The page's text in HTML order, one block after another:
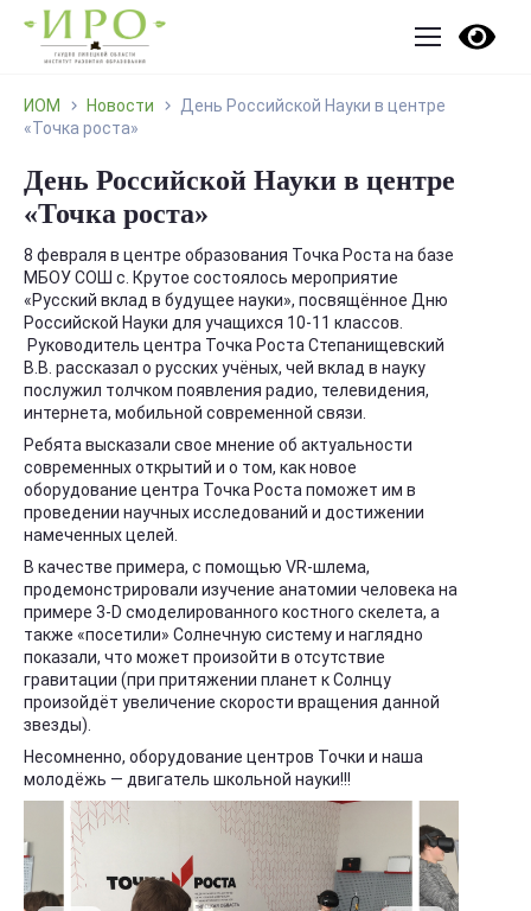
ИОМ Новости
День Российской Науки в центре
«Точка роста»
День Российской Науки в центре
«Точка роста»
8 февраля в центре образования Точка Роста на базе
МБОУ СОШ с. Крутое состоялось мероприятие
«Русский вклад в будущее науки», посвящённое Дню
Российской Науки для учащихся 10-11 классов.
Руководитель центра Точка Роста Степанищевский
В.В. рассказал о русских учёных, чей вклад в науку
послужил толчком появления радио, телевидения,
интернета, мобильной современной связи.
Ребята высказали свое мнение об актуальности
современных открытий и о том, как новое
оборудование центра Точка Роста поможет им в
проведении научных исследований и достижении
намеченных целей.
В качестве примера, с помощью VR-шлема,
продемонстрировали изучение анатомии человека на
примере 3-D смоделированного костного скелета, а
также «посетили» Солнечную систему и наглядно
показали, что может произойти в отсутствие
гравитации (при притяжении планет к Солнцу
произойдёт увеличение скорости вращения данной
звезды).
Несомненно, оборудование центров Точки и наша
молодёжь — двигатель школьной науки!!!